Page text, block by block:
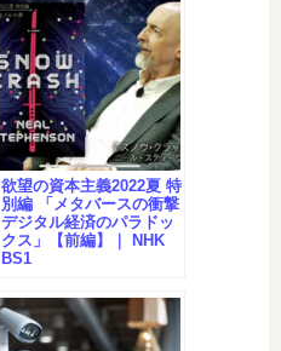
欲望の資本主義2022夏 特
別編 「メタバースの衝撃
デジタル経済のパラドッ
クス」【前編】｜ NHK
BS1